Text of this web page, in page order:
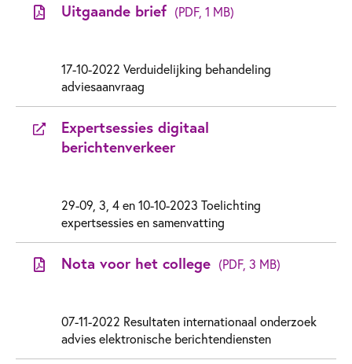
Uitgaande brief (PDF, 1 MB)
17-10-2022 Verduidelijking behandeling
adviesaanvraag
Expertsessies digitaal
berichtenverkeer
29-09, 3, 4 en 10-10-2023 Toelichting
expertsessies en samenvatting
Nota voor het college (PDF, 3 MB)
07-11-2022 Resultaten internationaal onderzoek
advies elektronische berichtendiensten